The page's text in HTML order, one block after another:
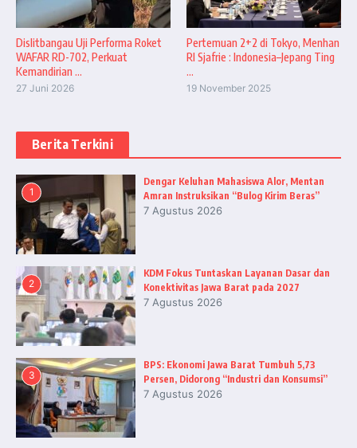
Dislitbangau Uji Performa Roket
WAFAR RD-702, Perkuat
Kemandirian ...
27 Juni 2026
Pertemuan 2+2 di Tokyo, Menhan
RI Sjafrie : Indonesia–Jepang Ting
...
19 November 2025
Berita Terkini
1
Dengar Keluhan Mahasiswa Alor, Mentan
Amran Instruksikan “Bulog Kirim Beras”
7 Agustus 2026
2
KDM Fokus Tuntaskan Layanan Dasar dan
Konektivitas Jawa Barat pada 2027
7 Agustus 2026
3
BPS: Ekonomi Jawa Barat Tumbuh 5,73
Persen, Didorong “Industri dan Konsumsi”
7 Agustus 2026